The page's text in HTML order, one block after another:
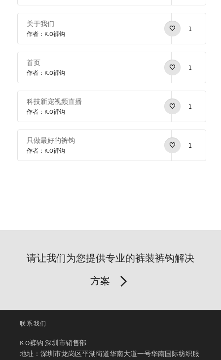
关于我们
作者：K.O裤钩
1
首页
作者：K.O裤钩
1
科技新宠视频直播
作者：K.O裤钩
1
只做最好的裤钩
作者：K.O裤钩
1
请让我们为您提供专业的裤装裤钩解决
方案
联系我们
K.O裤钩 深圳市销售部
地址：深圳市龙岗区平湖街道华南大道一号华南国际纺织服